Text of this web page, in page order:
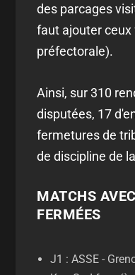
des parcages
faut ajouter
préfectorale).
Ainsi, sur 310
disputées, 17
fermetures de
de discipline de
MATCHS
FERMÉES
J1 : ASSE -